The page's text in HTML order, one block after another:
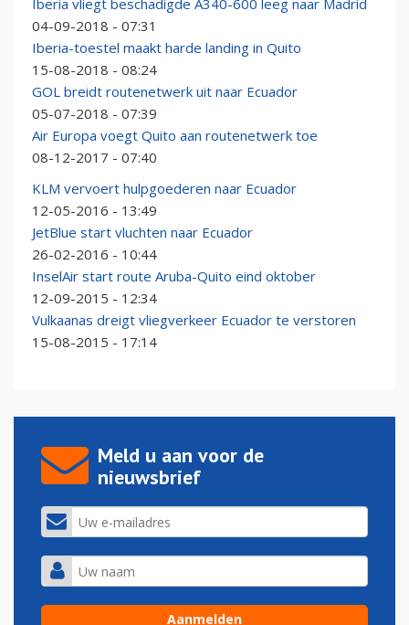
Iberia vliegt beschadigde A340-600 leeg naar Madrid
04-09-2018 - 07:31
Iberia-toestel maakt harde landing in Quito
15-08-2018 - 08:24
GOL breidt routenetwerk uit naar Ecuador
05-07-2018 - 07:39
Air Europa voegt Quito aan routenetwerk toe
08-12-2017 - 07:40
KLM vervoert hulpgoederen naar Ecuador
12-05-2016 - 13:49
JetBlue start vluchten naar Ecuador
26-02-2016 - 10:44
InselAir start route Aruba-Quito eind oktober
12-09-2015 - 12:34
Vulkaanas dreigt vliegverkeer Ecuador te verstoren
15-08-2015 - 17:14
Meld u aan voor de
nieuwsbrief